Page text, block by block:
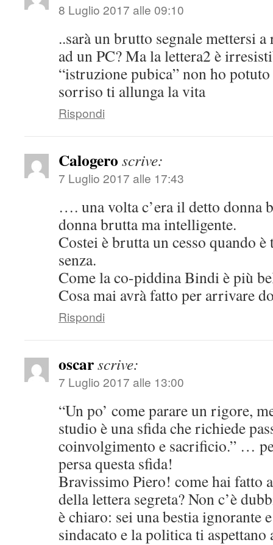
8 Luglio 2017 alle 09:10
..sarà un brutto segnale mettersi
ad un PC? Ma la lettera2 è
“istruzione pubica” non ho
sorriso ti allunga la vita
Rispondi
Calogero scrive:
7 Luglio 2017 alle 17:43
…. una volta c’era il detto donna
donna brutta ma intelligente.
Costei è brutta un cesso quando
senza.
Come la co-piddina Bindi è più
Cosa mai avrà fatto per arrivare
Rispondi
oscarscrive:
7 Luglio 2017 alle 13:00
“Un po’ come parare un rigore,
studio è una sfida che richiede
coinvolgimento e sacrificio.” …
persa questa sfida!
Bravissimo Piero! come hai fatto
della lettera segreta? Non c’è
è chiaro: sei una bestia
sindacato e la politica ti aspettano